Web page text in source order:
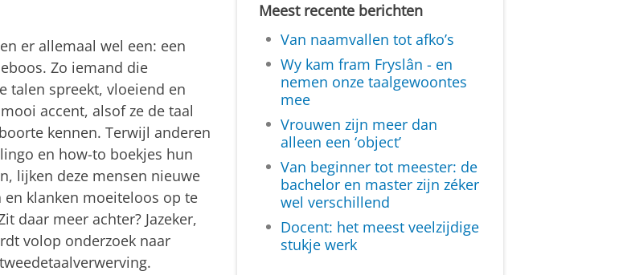
er allemaal wel een: een
Zo iemand die
talen spreekt, vloeiend en
accent, alsof ze de taal
kennen. Terwijl anderen
en how-to boekjes hun
lijken deze mensen nieuwe
en klanken moeiteloos op te
daar meer achter? Jazeker,
volop onderzoek naar
Meest recente berichten
Van naamvallen tot afko’s
Wy kam fram Fryslân - en
nemen onze taalgewoontes
mee
Vrouwen zijn meer dan
alleen een ‘object’
Van beginner tot meester: de
bachelor en master zijn zéker
wel verschillend
Docent: het meest veelzijdige
stukje werk